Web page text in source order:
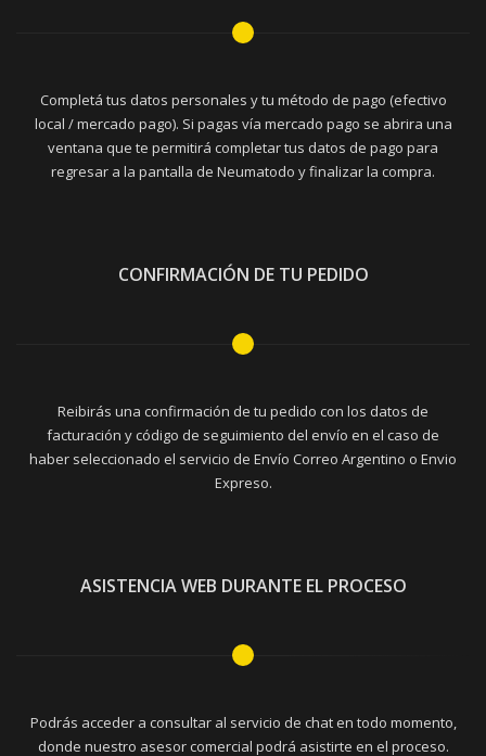
Completá tus datos personales y tu método de pago (efectivo
local / mercado pago). Si pagas vía mercado pago se abrira una
ventana que te permitirá completar tus datos de pago para
regresar a la pantalla de Neumatodo y finalizar la compra.
CONFIRMACIÓN DE TU PEDIDO
Reibirás una confirmación de tu pedido con los datos de
facturación y código de seguimiento del envío en el caso de
haber seleccionado el servicio de Envío Correo Argentino o Envio
Expreso.
ASISTENCIA WEB DURANTE EL PROCESO
Podrás acceder a consultar al servicio de chat en todo momento,
donde nuestro asesor comercial podrá asistirte en el proceso.